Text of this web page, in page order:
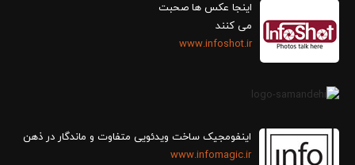
اینجا عکس ها صحبت
می کنند
www.infoshot.ir
اینفومجیک ساخت ویدئویی متفاوت و ماندگار در ذهن
www.infomagic.ir